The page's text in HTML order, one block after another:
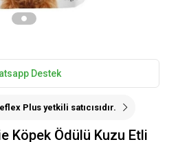
Destek
Plus yetkili satıcısıdır.
Köpek Ödülü Kuzu Etli